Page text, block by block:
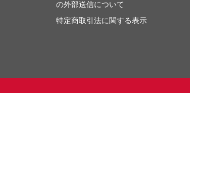
の外部送信について
特定商取引法に関する表示